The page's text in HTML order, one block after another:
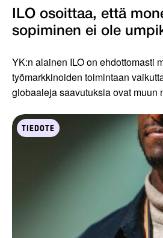
ILO osoittaa, että
sopiminen ei ole
YK:n alainen ILO on ehdottomasti
työmarkkinoiden toimintaan
globaaleja saavutuksia ovat muun
TIEDOTE